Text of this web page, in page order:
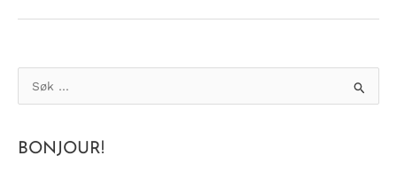
SALVIE
ø
eBONJOUR!